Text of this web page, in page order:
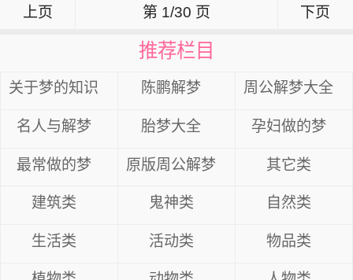
上页 第 1/30 页 下页
推荐栏目
关于梦的知识 陈鹏解梦 周公解梦大全
名人与解梦 胎梦大全 孕妇做的梦
最常做的梦 原版周公解梦 其它类
建筑类 鬼神类 自然类
生活类 活动类 物品类